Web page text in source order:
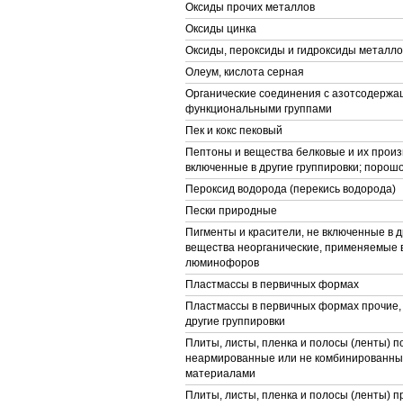
Оксиды прочих металлов
Оксиды цинка
Оксиды, пероксиды и гидроксиды
Олеум, кислота серная
Органические соединения с
функциональными группами
Пек и кокс пековый
Пептоны и вещества белковые и их
включенные в другие группировки;
Пероксид водорода (перекись водорода)
Пески природные
Пигменты и красители, не включенные в
вещества неорганические, применяемые
люминофоров
Пластмассы в первичных формах
Пластмассы в первичных формах
другие группировки
Плиты, листы, пленка и полосы (ленты)
неармированные или не
материалами
Плиты, листы, пленка и полосы (ленты)